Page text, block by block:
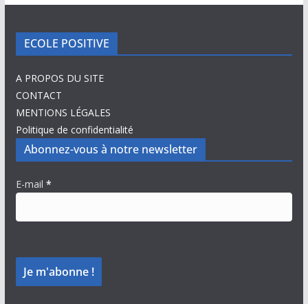
ECOLE POSITIVE
A PROPOS DU SITE
CONTACT
MENTIONS LÉGALES
Politique de confidentialité
Abonnez-vous à notre newsletter
E-mail *